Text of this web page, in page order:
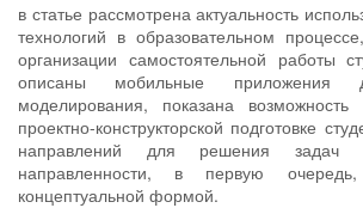
в статье рассмотрена актуальность
технологий в образовательном
организации самостоятельной работы
описаны мобильные приложения
моделирования, показана
проектно-конструкторской подготовке
направлений для решения задач
направленности, в первую
концептуальной формой.